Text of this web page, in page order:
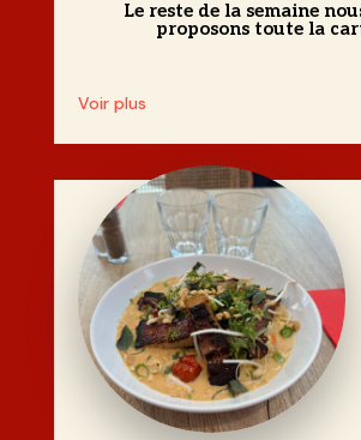
Le reste de la semaine
proposons toute la
Voir plus